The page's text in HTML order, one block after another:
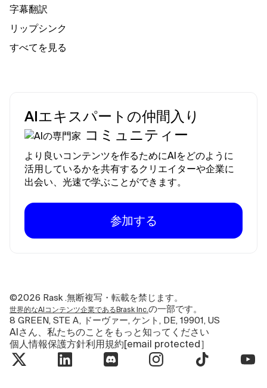
字幕翻訳
リップシンク
すべてを見る
AIエキスパートの仲間入り
コミュニティー
より良いコンテンツを作るためにAIをどのように
活用しているかを共有するクリエイターや企業に
出会い、光速で学ぶことができます。
参加する
©2026 Rask .無断複写・転載を禁じます。
世界的なAIコンテンツ企業であるBrask Inc. の一部です。
8 GREEN, STE A, ドーヴァー, ケント, DE, 19901, US
AIさん、私たちのことをもっと知ってください
個人情報保護方針利用規約[email protected］